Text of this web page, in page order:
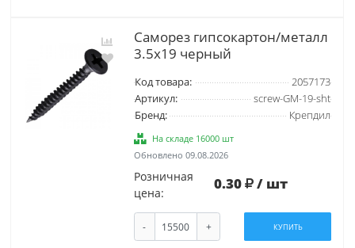
Саморез гипсокартон/металл
3.5х19 черный
Код товара:
2057173
Артикул:
screw-GM-19-sht
Бренд:
Крепдил
На складе 16000 шт
Обновлено 09.08.2026
Розничная
цена:
0.30 / шт
- + КУПИТЬ